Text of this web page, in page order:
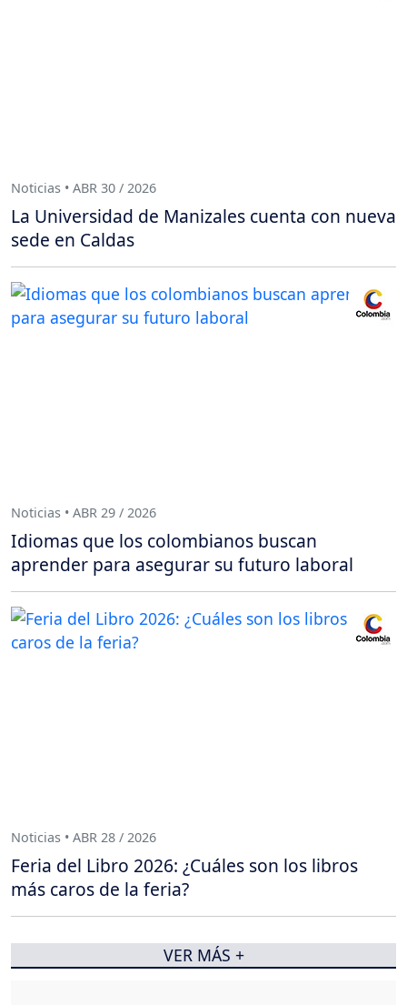
Noticias • ABR 30 / 2026
La Universidad de Manizales cuenta con nueva
sede en Caldas
Noticias • ABR 29 / 2026
Idiomas que los colombianos buscan
aprender para asegurar su futuro laboral
Noticias • ABR 28 / 2026
Feria del Libro 2026: ¿Cuáles son los libros
más caros de la feria?
VER MÁS +